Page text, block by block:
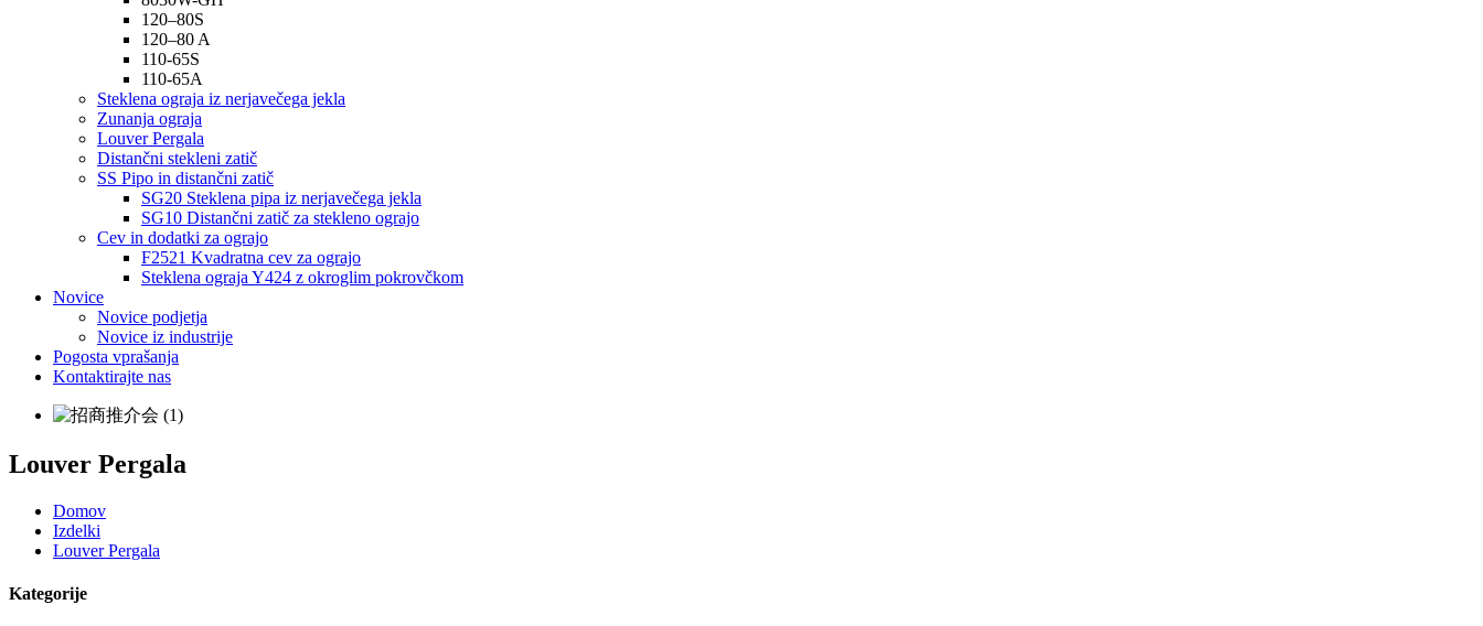
120–80S
120–80 A
110-65S
110-65A
Steklena ograja iz nerjavečega jekla
Zunanja ograja
Louver Pergala
Distančni stekleni zatič
SS Pipo in distančni zatič
SG20 Steklena pipa iz nerjavečega jekla
SG10 Distančni zatič za stekleno ograjo
Cev in dodatki za ograjo
F2521 Kvadratna cev za ograjo
Steklena ograja Y424 z okroglim pokrovčkom
Novice
Novice podjetja
Novice iz industrije
Pogosta vprašanja
Kontaktirajte nas
Louver Pergala
Domov
Izdelki
Louver Pergala
Kategorije